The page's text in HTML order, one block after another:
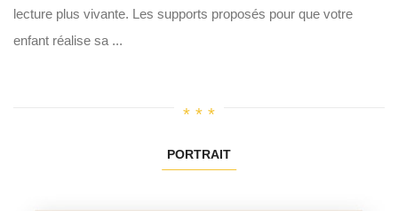
lecture plus vivante. Les supports proposés pour que votre
enfant réalise sa ...
PORTRAIT